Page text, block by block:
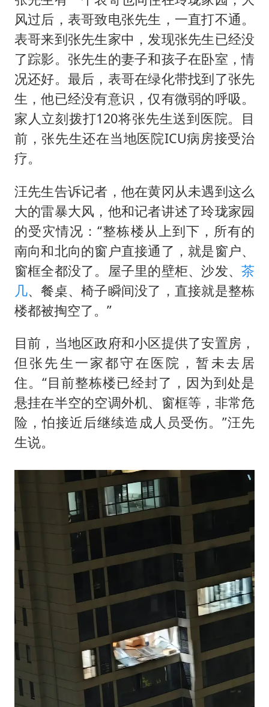
风过后，表哥致电张先生，一直打不通。
表哥来到张先生家中，发现张先生已经没
了踪影。张先生的妻子和孩子在卧室，情
况还好。最后，表哥在绿化带找到了张先
生，他已经没有意识，仅有微弱的呼吸。
家人立刻拨打120将张先生送到医院。目
前，张先生还在当地医院ICU病房接受治
疗。
汪先生告诉记者，他在黄冈从未遇到这么
大的雷暴大风，他和记者讲述了玲珑家园
的受灾情况：“整栋楼从上到下，所有的
南向和北向的窗户直接通了，就是窗户、
窗框全都没了。屋子里的壁柜、沙发、茶
几、餐桌、椅子瞬间没了，直接就是整栋
楼都被掏空了。”
目前，当地区政府和小区提供了安置房，
但张先生一家都守在医院，暂未去居
住。“目前整栋楼已经封了，因为到处是
悬挂在半空的空调外机、窗框等，非常危
险，怕接近后继续造成人员受伤。”汪先
生说。